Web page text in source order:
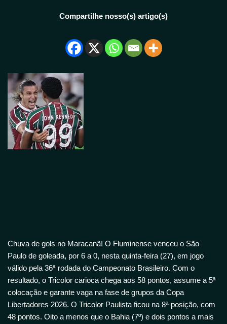
Compartilhe nosso(s) artigo(s)
Chuva de gols no Maracanã! O Fluminense venceu o São
Paulo de goleada, por 6 a 0, nesta quinta-feira (27), em jogo
válido pela 36ª rodada do Campeonato Brasileiro. Com o
resultado, o Tricolor carioca chega aos 58 pontos, assume a 5ª
colocação e garante vaga na fase de grupos da Copa
Libertadores 2026. O Tricolor Paulista ficou na 8ª posição, com
48 pontos. Oito a menos que o Bahia (7º) e dois pontos a mais